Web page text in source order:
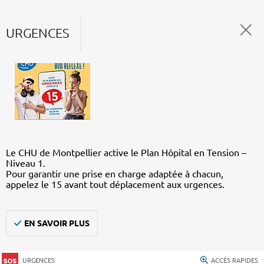
URGENCES
Le CHU de Montpellier active le Plan Hôpital en Tension –
Niveau 1.
Pour garantir une prise en charge adaptée à chacun,
appelez le 15 avant tout déplacement aux urgences.
EN SAVOIR PLUS
URGENCES ACCÈS RAPIDES